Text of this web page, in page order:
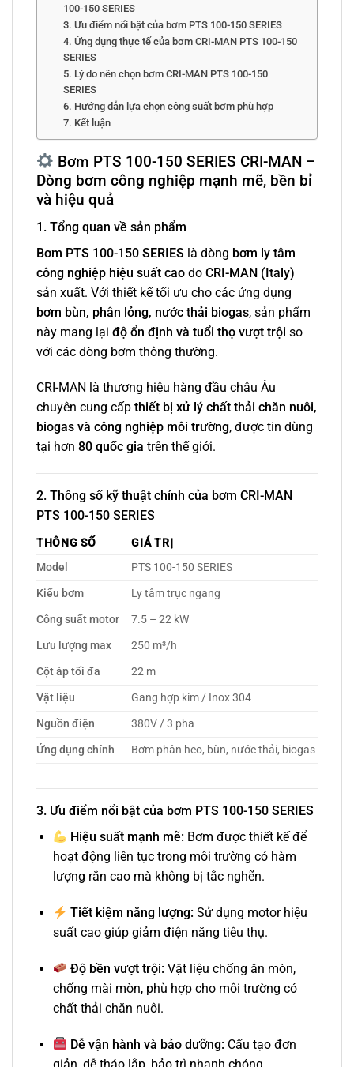
100-150 SERIES
3. Ưu điểm nổi bật của bơm PTS 100-150 SERIES
4. Ứng dụng thực tế của bơm CRI-MAN PTS 100-150
SERIES
5. Lý do nên chọn bơm CRI-MAN PTS 100-150
SERIES
6. Hướng dẫn lựa chọn công suất bơm phù hợp
7. Kết luận
Bơm PTS 100-150 SERIES CRI-MAN –
Dòng bơm công nghiệp mạnh mẽ, bền bỉ
và hiệu quả
1. Tổng quan về sản phẩm
Bơm PTS 100-150 SERIES là dòng bơm ly tâm
công nghiệp hiệu suất cao do CRI-MAN (Italy)
sản xuất. Với thiết kế tối ưu cho các ứng dụng
bơm bùn, phân lỏng, nước thải biogas, sản phẩm
này mang lại độ ổn định và tuổi thọ vượt trội so
với các dòng bơm thông thường.
CRI-MAN là thương hiệu hàng đầu châu Âu
chuyên cung cấp thiết bị xử lý chất thải chăn nuôi,
biogas và công nghiệp môi trường, được tin dùng
tại hơn 80 quốc gia trên thế giới.
2. Thông số kỹ thuật chính của bơm CRI-MAN
PTS 100-150 SERIES
THÔNG SỐ
GIÁ TRỊ
Model
PTS 100-150 SERIES
Kiểu bơm
Ly tâm trục ngang
Công suất motor
7.5 – 22 kW
Lưu lượng max
250 m³/h
Cột áp tối đa
22 m
Vật liệu
Gang hợp kim / Inox 304
Nguồn điện
380V / 3 pha
Ứng dụng chính
Bơm phân heo, bùn, nước thải, biogas
3. Ưu điểm nổi bật của bơm PTS 100-150 SERIES
Hiệu suất mạnh mẽ: Bơm được thiết kế để
hoạt động liên tục trong môi trường có hàm
lượng rắn cao mà không bị tắc nghẽn.
Tiết kiệm năng lượng: Sử dụng motor hiệu
suất cao giúp giảm điện năng tiêu thụ.
Độ bền vượt trội: Vật liệu chống ăn mòn,
chống mài mòn, phù hợp cho môi trường có
chất thải chăn nuôi.
Dễ vận hành và bảo dưỡng: Cấu tạo đơn
giản, dễ tháo lắp, bảo trì nhanh chóng.